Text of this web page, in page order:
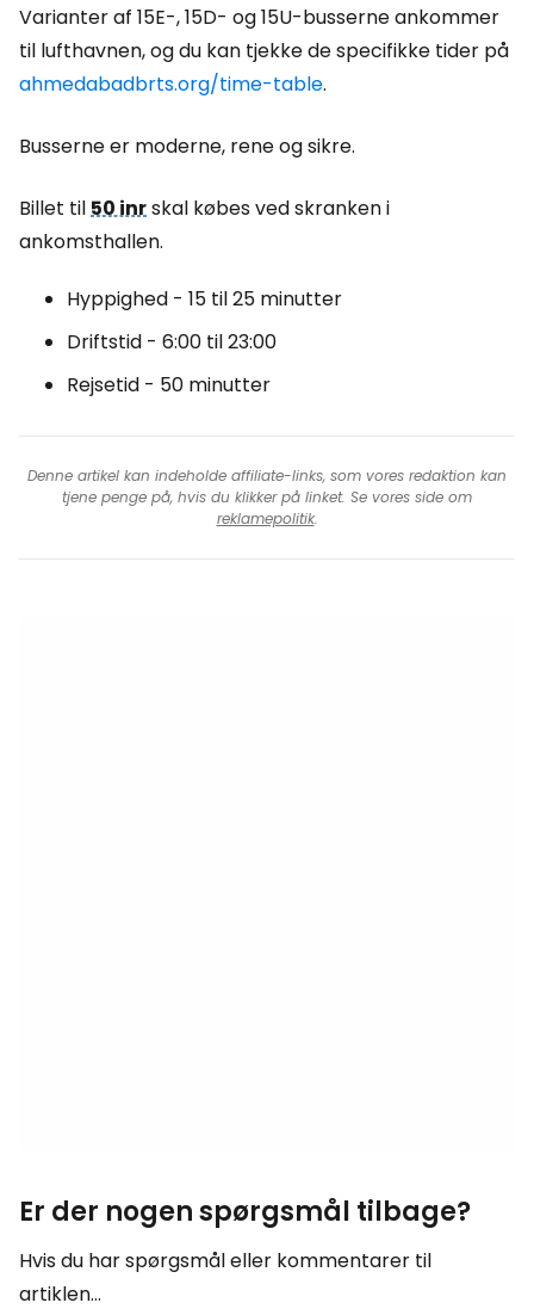
Varianter af 15E-, 15D- og 15U-busserne ankommer
til lufthavnen, og du kan tjekke de specifikke tider på
ahmedabadbrts.org/time-table.
Busserne er moderne, rene og sikre.
Billet til50 inrskal købes ved skranken i
ankomsthallen.
Hyppighed - 15 til 25 minutter
Driftstid - 6:00 til 23:00
Rejsetid - 50 minutter
Denne artikel kan indeholde affiliate-links, som vores redaktion kan
tjene penge på, hvis du klikker på linket. Se vores side om
reklamepolitik.
Er der nogen spørgsmål tilbage?
Hvis du har spørgsmål eller kommentarer til
artiklen...